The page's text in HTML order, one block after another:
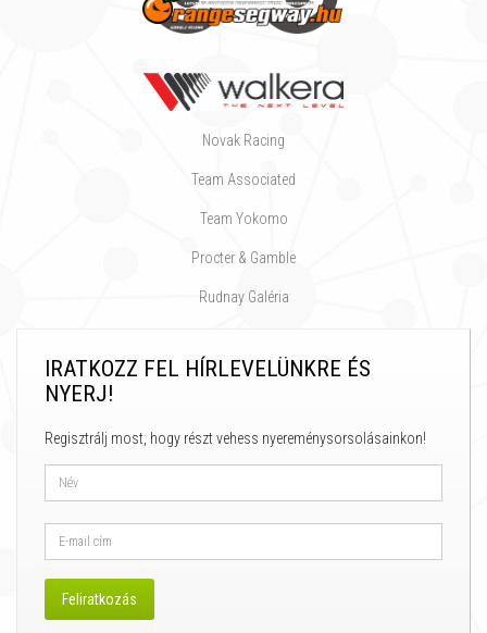
Novak Racing
Team Associated
Team Yokomo
Procter & Gamble
Rudnay Galéria
IRATKOZZ FEL HÍRLEVELÜNKRE ÉS
NYERJ!
Regisztrálj most, hogy részt vehess nyereménysorsolásainkon!